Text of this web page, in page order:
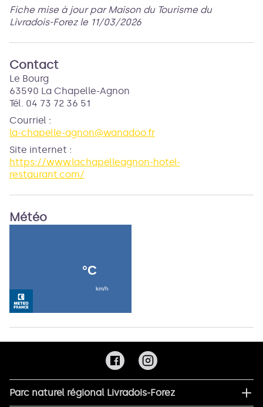
Fiche mise à jour par Maison du Tourisme du
Livradois-Forez le 11/03/2026
Contact
Le Bourg
63590 La Chapelle-Agnon
Tél. 04 73 72 36 51
Courriel :
la-chapelle-agnon@wanadoo.fr
Site internet :
https://www.lachapelleagnon-hotel-
restaurant.com/
Météo
Parc naturel régional Livradois-Forez